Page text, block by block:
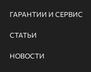
ГАРАНТИИ И СЕРВИС
СТАТЬИ
НОВОСТИ